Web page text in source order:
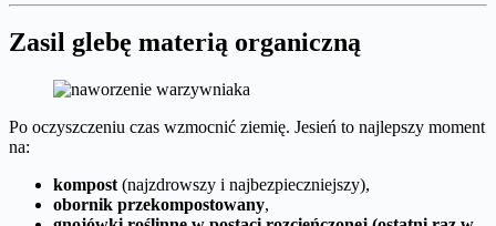
Zasil glebę materią organiczną
Po oczyszczeniu czas wzmocnić ziemię. Jesień to najlepszy moment
na:
kompost (najzdrowszy i najbezpieczniejszy),
obornik przekompostowany,